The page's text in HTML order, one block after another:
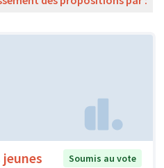
jeunes
Soumis au vote